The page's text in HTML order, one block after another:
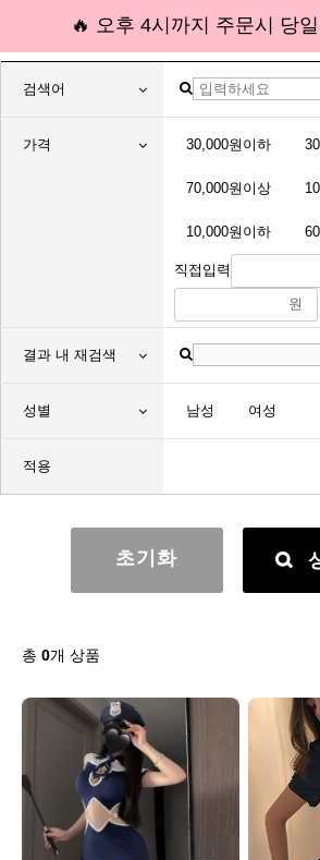
🔥 오후 4시까지 주문시 당
검색어
가격 30,000원이하
70,000원이상
10,000원이하
직접입력
원
결과 내 재검색
성별 남성 여성
적용
초기화
총 0개 상품